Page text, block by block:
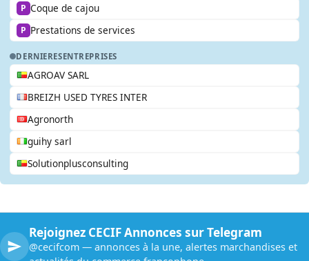
P Coque de cajou
P Prestations de services
DERNIERESENTREPRISES
AGROAV SARL
BREIZH USED TYRES INTER
Agronorth
guihy sarl
Solutionplusconsulting
Rejoignez CECIF Annonces sur Telegram
@cecifcom — annonces à la une, alertes marchandises et